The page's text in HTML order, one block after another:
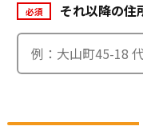
必須 それ以降の住